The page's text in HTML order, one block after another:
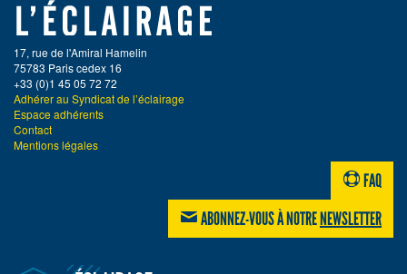
17, rue de l'Amiral Hamelin
75783 Paris cedex 16
+33 (0)1 45 05 72 72
Adhérer au Syndicat de l’éclairage
Espace adhérents
Contact
Mentions légales
FAQ
ABONNEZ-VOUS À NOTRENEWSLETTER